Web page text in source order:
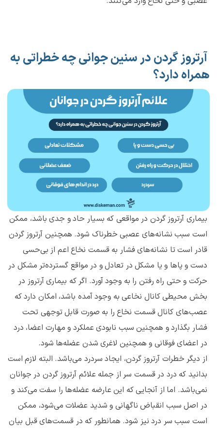
آرتروز گردن در سنین جوانی چه خطراتی به
همراه دارد؟
بیماری آرتروز گردن در مواقعی که بسیار حاد و جدی باشد، ممکن
است سبب نشانه‌های عصبی خطرناک شود. همچنین آرتروز گردن
قادر است تا نشانه‌های فشار به قسمت نخاع اعم از بی‌حسی
دست و پاها و یا مشکل در تعادل و در مواقع گسترده‌تر مشکل در
حرکت و حتی راه رفتن را به وجود آورد. اگر که بیماری آرتروز در
بخش محیطی کانال نخاعی به وجود آمده باشد، امکان دارد که
عصب‌های کانال قسمت نخاع را به صورت قابل توجهی تحت
فشار بگذارد و همچنین سبب نابودی عملکرد و مهارت اعضا، درد
در اعضای فوقانی و همچنین لاغری شدن عضله‌ها شود.
از دیگر خطرات آرتروز گردن، ایجاد سردرد می‌باشد. البته لازم است
بدانید که درد در قسمت سر از جمله علائم آرتروز گردن در جوانان
نمی‌باشد. اما از آنجایی که این عارضه عضله‌ها را سفت می‌کند و
در اصل سبب انقباض ناگهانی و شدید عضلات می‌شود، ممکن
است سبب سر درد نیز شود. همانطور که در قسمت‌های قبل بیان